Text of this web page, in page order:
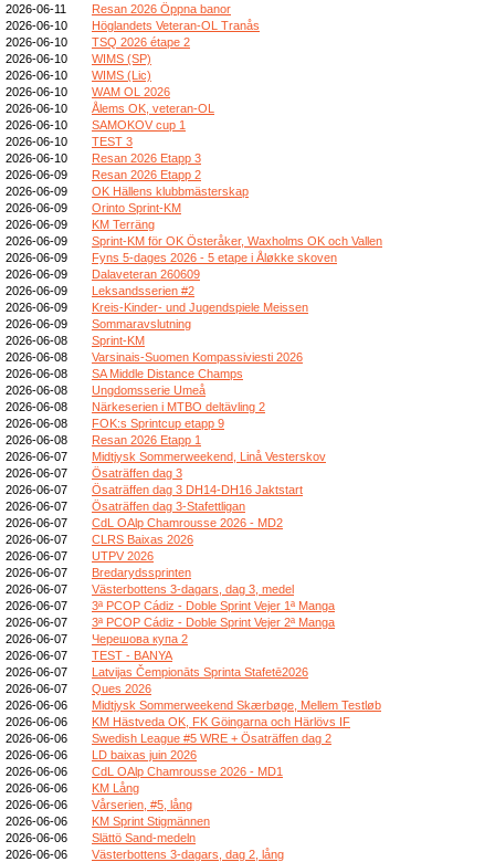
2026-06-11
Resan 2026 Öppna banor
2026-06-10
Höglandets Veteran-OL Tranås
2026-06-10
TSQ 2026 étape 2
2026-06-10
WIMS (SP)
2026-06-10
WIMS (Lic)
2026-06-10
WAM OL 2026
2026-06-10
Ålems OK, veteran-OL
2026-06-10
SAMOKOV cup 1
2026-06-10
TEST 3
2026-06-10
Resan 2026 Etapp 3
2026-06-09
Resan 2026 Etapp 2
2026-06-09
OK Hällens klubbmästerskap
2026-06-09
Orinto Sprint-KM
2026-06-09
KM Terräng
2026-06-09
Sprint-KM för OK Österåker, Waxholms OK och Vallen
2026-06-09
Fyns 5-dages 2026 - 5 etape i Åløkke skoven
2026-06-09
Dalaveteran 260609
2026-06-09
Leksandsserien #2
2026-06-09
Kreis-Kinder- und Jugendspiele Meissen
2026-06-09
Sommaravslutning
2026-06-08
Sprint-KM
2026-06-08
Varsinais-Suomen Kompassiviesti 2026
2026-06-08
SA Middle Distance Champs
2026-06-08
Ungdomsserie Umeå
2026-06-08
Närkeserien i MTBO deltävling 2
2026-06-08
FOK:s Sprintcup etapp 9
2026-06-08
Resan 2026 Etapp 1
2026-06-07
Midtjysk Sommerweekend, Linå Vesterskov
2026-06-07
Ösaträffen dag 3
2026-06-07
Ösaträffen dag 3 DH14-DH16 Jaktstart
2026-06-07
Ösaträffen dag 3-Stafettligan
2026-06-07
CdL OAlp Chamrousse 2026 - MD2
2026-06-07
CLRS Baixas 2026
2026-06-07
UTPV 2026
2026-06-07
Bredarydssprinten
2026-06-07
Västerbottens 3-dagars, dag 3, medel
2026-06-07
3ª PCOP Cádiz - Doble Sprint Vejer 1ª Manga
2026-06-07
3ª PCOP Cádiz - Doble Sprint Vejer 2ª Manga
2026-06-07
Черешова купа 2
2026-06-07
TEST - BANYA
2026-06-07
Latvijas Čempionāts Sprinta Stafetē2026
2026-06-07
Ques 2026
2026-06-06
Midtjysk Sommerweekend Skærbøge, Mellem Testløb
2026-06-06
KM Hästveda OK, FK Göingarna och Härlövs IF
2026-06-06
Swedish League #5 WRE + Ösaträffen dag 2
2026-06-06
LD baixas juin 2026
2026-06-06
CdL OAlp Chamrousse 2026 - MD1
2026-06-06
KM Lång
2026-06-06
Vårserien, #5, lång
2026-06-06
KM Sprint Stigmännen
2026-06-06
Slättö Sand-medeln
2026-06-06
Västerbottens 3-dagars, dag 2, lång